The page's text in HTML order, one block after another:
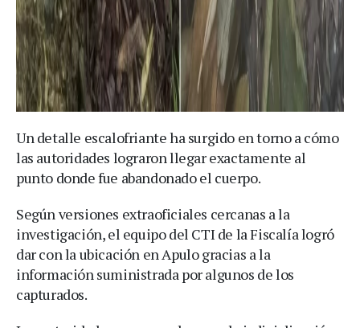
Un detalle escalofriante ha surgido en torno a cómo
las autoridades lograron llegar exactamente al
punto donde fue abandonado el cuerpo.
Según versiones extraoficiales cercanas a la
investigación, el equipo del CTI de la Fiscalía logró
dar con la ubicación en Apulo gracias a la
información suministrada por algunos de los
capturados.